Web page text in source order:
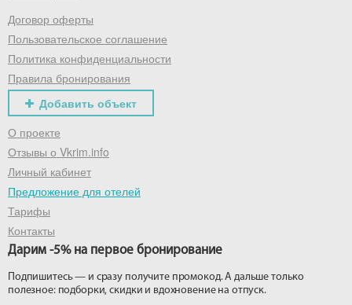
Договор оферты
Пользовательское соглашение
Политика конфиденциальности
Правила бронирования
Добавить объект
О проекте
Отзывы о Vkrim.info
Личный кабинет
Предложение для отелей
Тарифы
Контакты
Дарим -5% на первое бронирование
Подпишитесь — и сразу получите промокод. А дальше только
полезное: подборки, скидки и вдохновение на отпуск.